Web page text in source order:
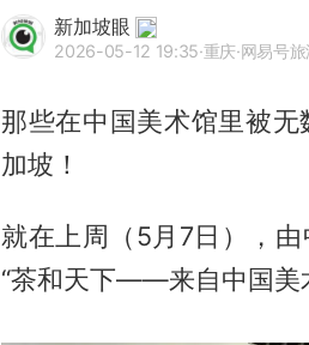
新加坡眼
2026-05-12 19:35·重庆·网易号
那些在中国美术馆里被
加坡！
就在上周（5月7日），
“茶和天下——来自中国美